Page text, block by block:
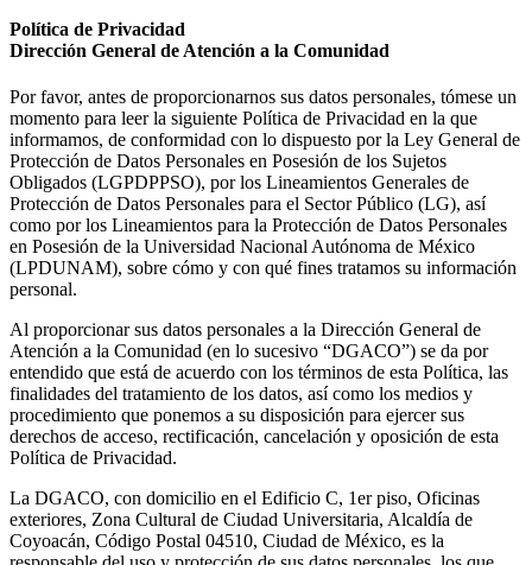
Política de Privacidad
Dirección General de Atención a la Comunidad
Por favor, antes de proporcionarnos sus datos personales, tómese un
momento para leer la siguiente Política de Privacidad en la que
informamos, de conformidad con lo dispuesto por la Ley General de
Protección de Datos Personales en Posesión de los Sujetos
Obligados (LGPDPPSO), por los Lineamientos Generales de
Protección de Datos Personales para el Sector Público (LG), así
como por los Lineamientos para la Protección de Datos Personales
en Posesión de la Universidad Nacional Autónoma de México
(LPDUNAM), sobre cómo y con qué fines tratamos su información
personal.
Al proporcionar sus datos personales a la Dirección General de
Atención a la Comunidad (en lo sucesivo “DGACO”) se da por
entendido que está de acuerdo con los términos de esta Política, las
finalidades del tratamiento de los datos, así como los medios y
procedimiento que ponemos a su disposición para ejercer sus
derechos de acceso, rectificación, cancelación y oposición de esta
Política de Privacidad.
La DGACO, con domicilio en el Edificio C, 1er piso, Oficinas
exteriores, Zona Cultural de Ciudad Universitaria, Alcaldía de
Coyoacán, Código Postal 04510, Ciudad de México, es la